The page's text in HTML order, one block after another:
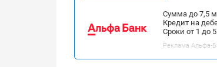
Сумма до 7,5
Кредит на
Сроки от 1 до
Реклама Альфа-